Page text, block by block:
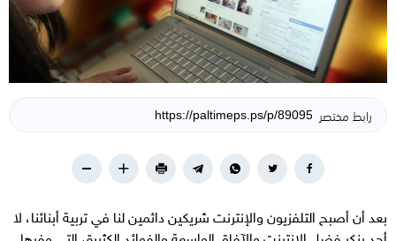
رابط مختصر
بعد أن أصبح التلفزيون والإنترنت شريكين دائمين لنا في تربية أبنائنا، لا